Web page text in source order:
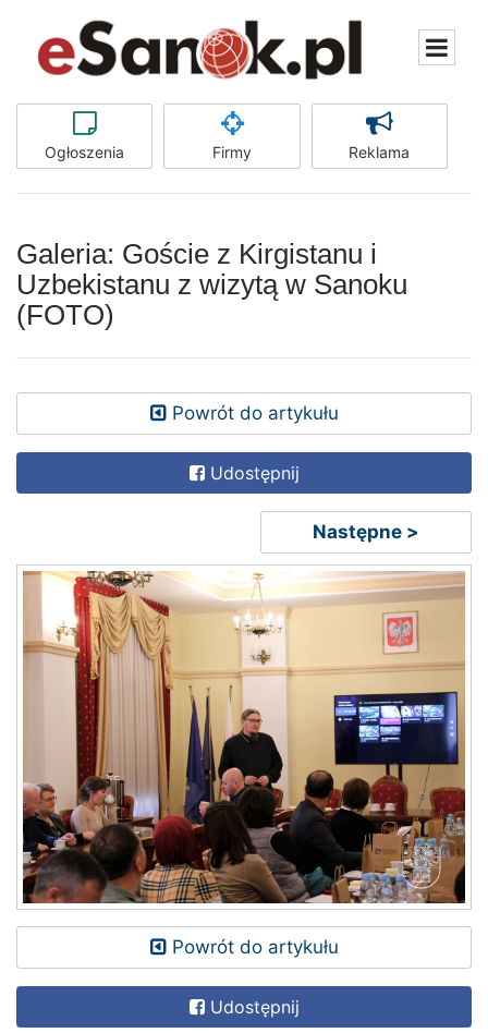
Ogłoszenia Firmy Reklama
Galeria: Goście z Kirgistanu i
Uzbekistanu z wizytą w Sanoku
(FOTO)
Powrót do artykułu
Udostępnij
Następne >
Powrót do artykułu
Udostępnij